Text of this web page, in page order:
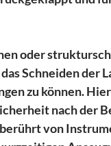
oder
Schneiden
zu können.
nach der
von